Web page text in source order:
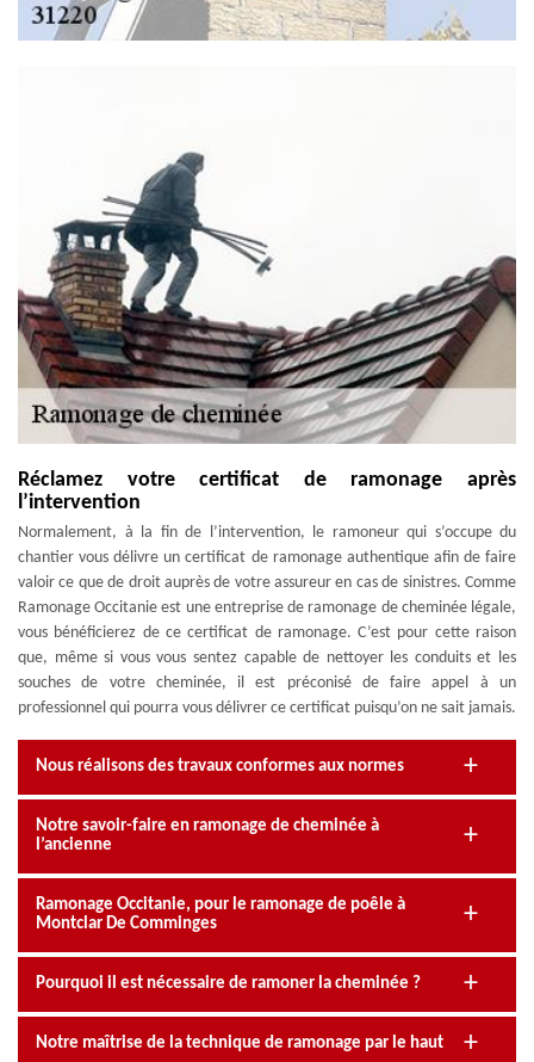
Réclamez votre certificat de ramonage après
l’intervention
Normalement, à la fin de l’intervention, le ramoneur qui s’occupe du
chantier vous délivre un certificat de ramonage authentique afin de faire
valoir ce que de droit auprès de votre assureur en cas de sinistres. Comme
Ramonage Occitanie est une entreprise de ramonage de cheminée légale,
vous bénéficierez de ce certificat de ramonage. C’est pour cette raison
que, même si vous vous sentez capable de nettoyer les conduits et les
souches de votre cheminée, il est préconisé de faire appel à un
professionnel qui pourra vous délivrer ce certificat puisqu’on ne sait jamais.
Nous réalisons des travaux conformes aux normes
Notre savoir-faire en ramonage de cheminée à
l’ancienne
Ramonage Occitanie, pour le ramonage de poêle à
Montclar De Comminges
Pourquoi il est nécessaire de ramoner la cheminée ?
Notre maîtrise de la technique de ramonage par le haut